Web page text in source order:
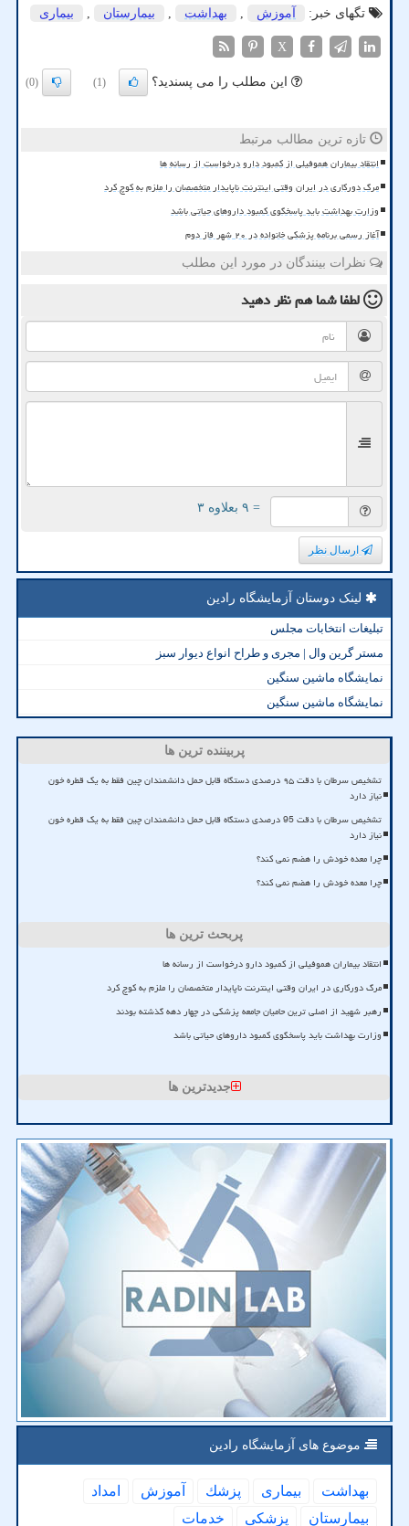
تگهای خبر:
آموزش , بهداشت , بیمارستان , بیماری
X
این مطلب را می پسندید؟ (1)
(0)
تازه ترین مطالب مرتبط
انتقاد بیماران هموفیلی از کمبود دارو درخواست از رسانه ها
مرگ دورکاری در ایران وقتی اینترنت ناپایدار متخصصان را ملزم به کوچ کرد
وزارت بهداشت باید پاسخگوی کمبود داروهای حیاتی باشد
آغاز رسمی برنامه پزشکی خانواده در ۲۰ شهر فاز دوم
نظرات بینندگان در مورد این مطلب
لطفا شما همنظر دهید
= ۹ بعلاوه ۳
ارسال نظر
لینک دوستان آزمایشگاه رادین
تبلیغات انتخابات مجلس
مستر گرین وال | مجری و طراح انواع دیوار سبز
نمایشگاه ماشین سنگین
نمایشگاه ماشین سنگین
پربیننده ترین ها
تشخیص سرطان با دقت ۹۵ درصدی دستگاه قابل حمل دانشمندان چین فقط به یک قطره خون
نیاز دارد
تشخیص سرطان با دقت 95 درصدی دستگاه قابل حمل دانشمندان چین فقط به یک قطره خون
نیاز دارد
چرا معده خودش را هضم نمی کند؟
چرا معده خودش را هضم نمی کند؟
پربحث ترین ها
انتقاد بیماران هموفیلی از کمبود دارو درخواست از رسانه ها
مرگ دورکاری در ایران وقتی اینترنت ناپایدار متخصصان را ملزم به کوچ کرد
رهبر شهید از اصلی ترین حامیان جامعه پزشکی در چهار دهه گذشته بودند
وزارت بهداشت باید پاسخگوی کمبود داروهای حیاتی باشد
جدیدترین ها
موضوع های آزمایشگاه رادین
بهداشت بیماری پزشك آموزش
امداد
بیمارستان
پزشكی خدمات